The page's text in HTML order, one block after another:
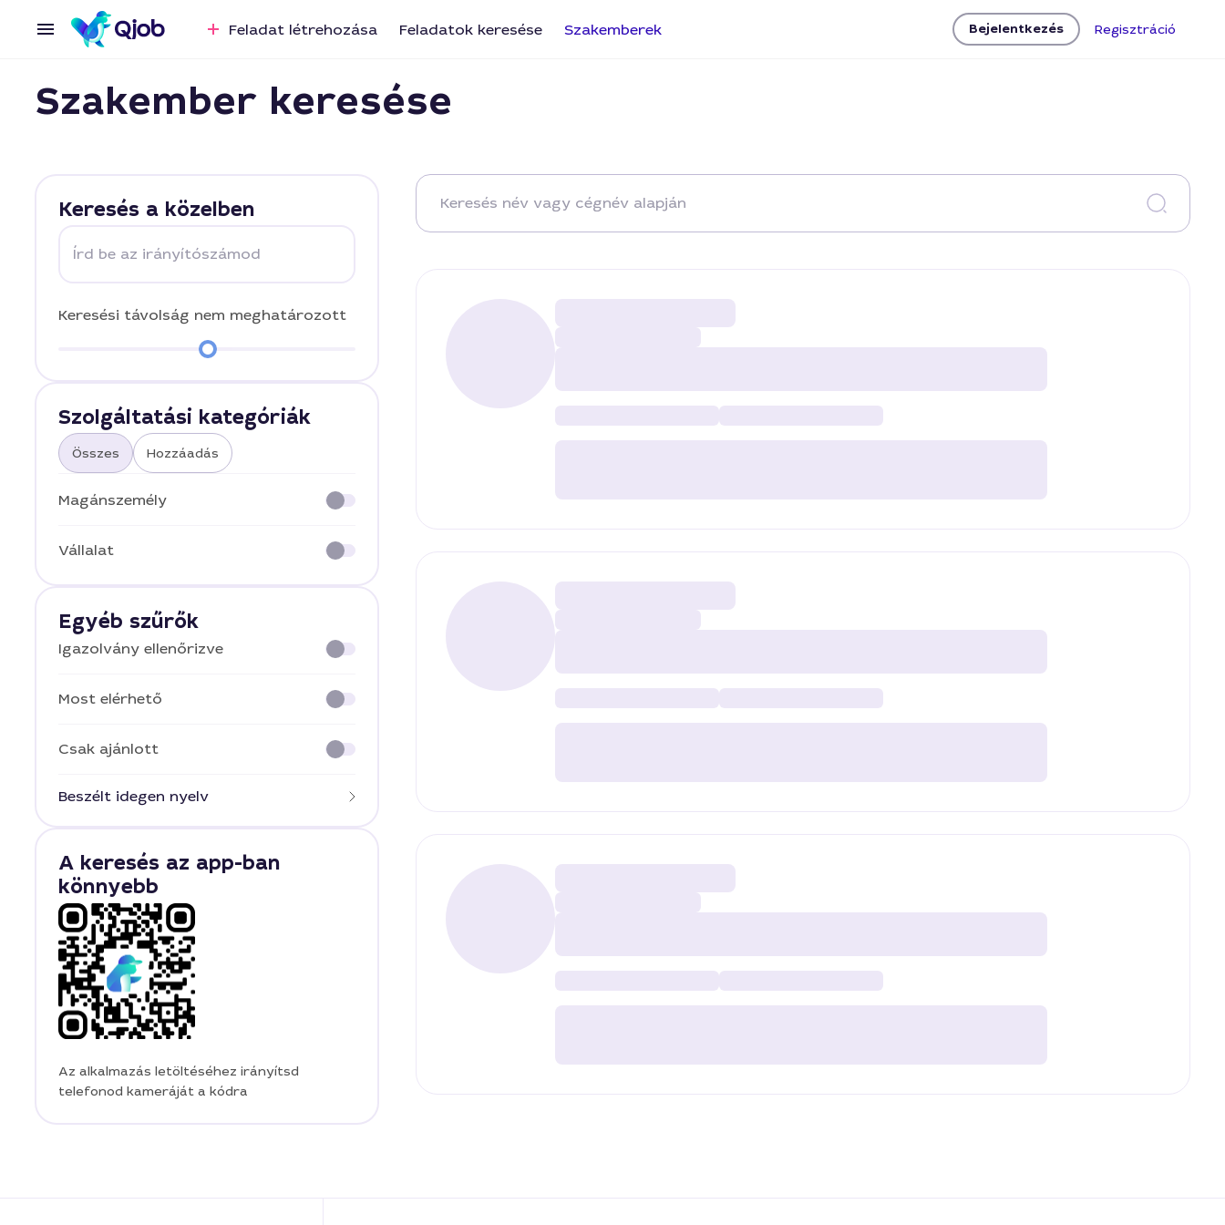
Feladat létrehozása Feladatok keresése Szakemberek Bejelentkezés Regisztráció
Szakember keresése
Keresés a közelben
Írd be az irányítószámod
Keresési távolság nem meghatározott
Szolgáltatási kategóriák
Összes Hozzáadás
Magánszemély
Vállalat
Egyéb szűrők
Igazolvány ellenőrizve
Most elérhető
Csak ajánlott
Beszélt idegen nyelv
A keresés az app-ban
könnyebb
Az alkalmazás letöltéséhez irányítsd
telefonod kameráját a kódra